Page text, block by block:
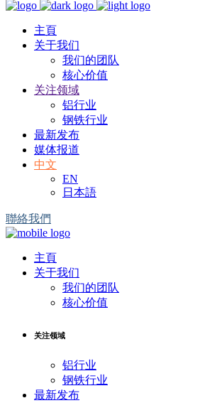
主頁
关于我们
我们的团队
核心价值
关注领域
铝行业
钢铁行业
最新发布
媒体报道
中文
EN
日本語
聯絡我們
主頁
关于我们
我们的团队
核心价值
关注领域
铝行业
钢铁行业
最新发布